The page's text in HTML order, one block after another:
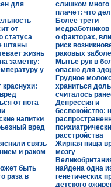
для
от
статуса
штаны
жизнь
заметку:
у
краснухи:
от пота
напитки
вред
связь
и раком
быть
раза в
слишком много
плачет: что
Более трети
медработников
о факторах,
риск
раковых
Мытье рук в
опасно для
Грудное
храниться
считалось
Депрессия и
беспокойство:
расстройства
Жирная пища
мозгу
найдена одна
генетических
детского